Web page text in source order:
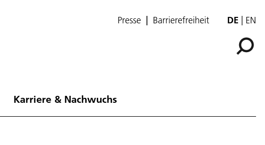
Presse Barrierefreiheit DE EN
Karriere & Nachwuchs